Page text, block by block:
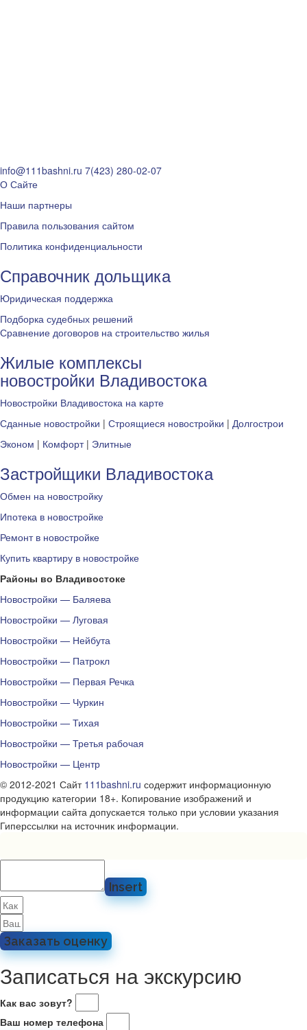
info@111bashni.ru 7(423) 280-02-07
О Сайте
Наши партнеры
Правила пользования сайтом
Политика конфиденциальности
Справочник дольщика
Юридическая поддержка
Подборка судебных решений
Сравнение договоров на строительство жилья
Жилые комплексы
новостройки Владивостока
Новостройки Владивостока на карте
Сданные новостройки | Строящиеся новостройки | Долгострои
Эконом | Комфорт| Элитные
Застройщики Владивостока
Обмен на новостройку
Ипотека в новостройке
Ремонт в новостройке
Купить квартиру в новостройке
Районы во Владивостоке
Новостройки — Баляева
Новостройки — Луговая
Новостройки — Нейбута
Новостройки — Патрокл
Новостройки — Первая Речка
Новостройки — Чуркин
Новостройки — Тихая
Новостройки — Третья рабочая
Новостройки — Центр
© 2012-2021 Сайт 111bashni.ru содержит информационную
продукцию категории 18+. Копирование изображений и
информации сайта допускается только при условии указания
Гиперссылки на источник информации.
Insert
Заказать оценку
Записаться на экскурсию
Как вас зовут?
Ваш номер телефона